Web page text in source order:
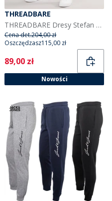
THREADBARE
THREADBARE Dresy Stefan dla niego kolor szary marglowy
Cena det.204,00 zł
Oszczędzasz115,00 zł
Current
89,00 zł
Nowości